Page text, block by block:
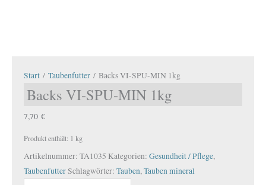
Start / Taubenfutter / Backs VI-SPU-MIN 1kg
Backs VI-SPU-MIN 1kg
7,70 €
Produkt enthält: 1 kg
Artikelnummer: TA1035 Kategorien: Gesundheit / Pflege,
TaubenfutterSchlagwörter: Tauben,Tauben mineral